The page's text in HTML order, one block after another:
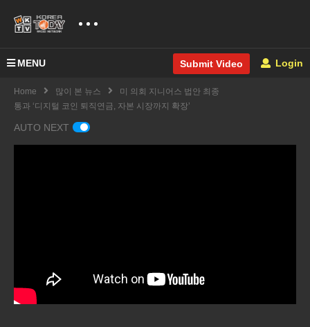
MENU Submit Video Login
Home 많이 본 뉴스
미 의회 지니어스 법안 최종
통과 ‘디지털 코인 퇴직연금, 자본 시장까지 확장’
AUTO NEXT